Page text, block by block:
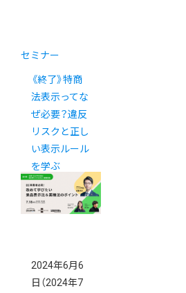
セミナー
《終了》特商
法表示ってな
ぜ必要？違反
リスクと正し
い表示ルール
を学ぶ
2024年6月6
日 （2024年7